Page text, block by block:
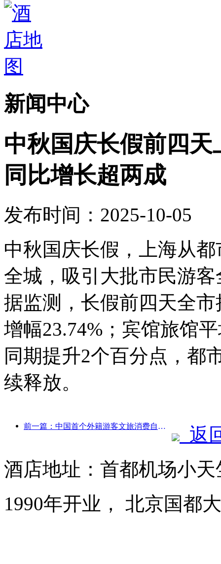
新闻中心
中秋国庆长假前四
同比增长超两成
发布时间：2025-10-05
中秋国庆长假，上海从
全城，吸引大批市民游
据监测，长假前四天全
增幅23.74%；宾馆旅馆
同期提升2个百分点，都
续释放。
前一篇：中国首个外籍游客文旅消费自助系统在沪启动
返
酒店地址：首都机场小
1990年开业， 北京国